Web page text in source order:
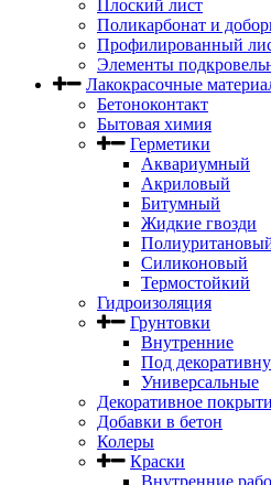
Плоский лист
Поликарбонат и
Профилированный
Элементы
Лакокрасочные
Бетоноконтакт
Бытовая химия
Герметики
Аквариумный
Акриловый
Битумный
Жидкие гвозди
Силиконовый
Термостойкий
Гидроизоляция
Грунтовки
Внутренние
Под
Универсальные
Декоративное
Добавки в бетон
Колеры
Краски
Внутренние